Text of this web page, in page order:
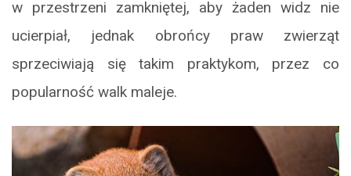
w przestrzeni zamkniętej, aby żaden widz nie
ucierpiał, jednak obrońcy praw zwierząt
sprzeciwiają się takim praktykom, przez co
popularność walk maleje.